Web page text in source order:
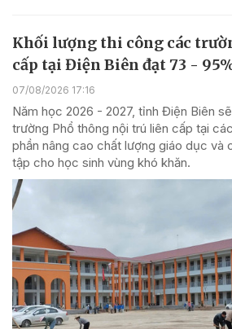
Khối lượng thi công các
cấp tại Điện Biên đạt 73 -
07/08/2026 17:16
Năm học 2026 - 2027, tỉnh Điện Biên
trường Phổ thông nội trú liên cấp tại
phần nâng cao chất lượng giáo dục và
tập cho học sinh vùng khó khăn.